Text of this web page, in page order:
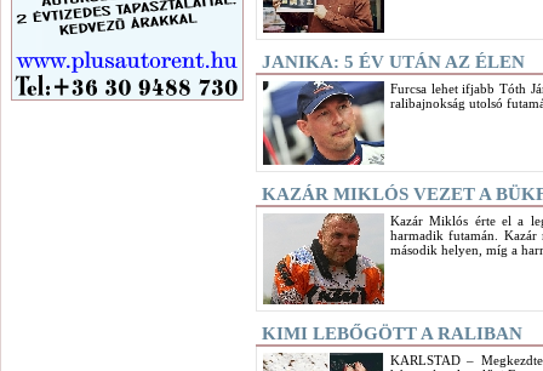
JANIKA: 5 ÉV UTÁN AZ ÉLEN
Furcsa lehet ifjabb Tóth
ralibajnokság utolsó
KAZÁR MIKLÓS VEZET A
Kazár Miklós érte el a
harmadik futamán. Kazár
második helyen, míg a
KIMI LEBŐGÖTT A RALIBAN
KARLSTAD –